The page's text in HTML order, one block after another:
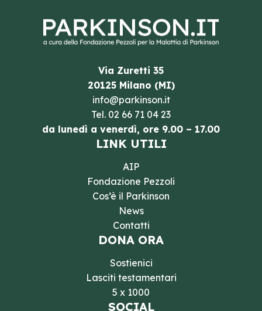
Via Zuretti 35
20125 Milano (MI)
info@parkinson.it
Tel. 02 66 71 04 23
da lunedì a venerdì, ore 9.00 – 17.00
LINK UTILI
AIP
Fondazione Pezzoli
Cos’è il Parkinson
News
Contatti
DONA ORA
Sostienici
Lasciti testamentari
5 x 1000
SOCIAL